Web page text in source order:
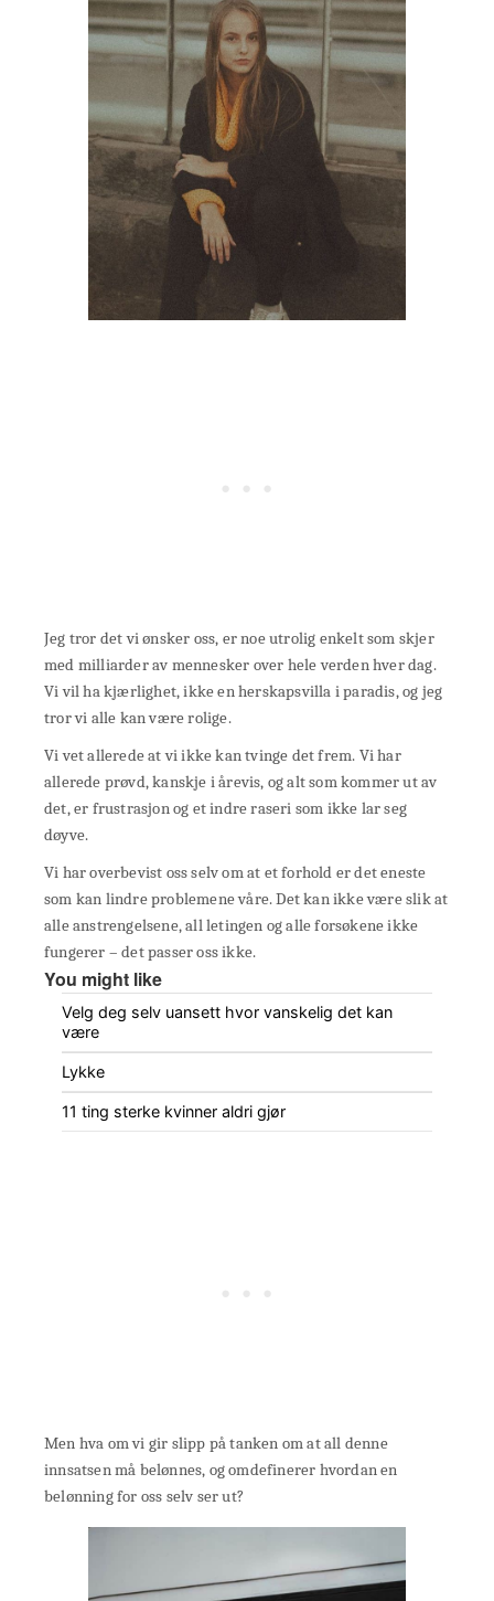
Jeg tror det vi ønsker oss, er noe utrolig enkelt som skjer
med milliarder av mennesker over hele verden hver dag.
Vi vil ha kjærlighet, ikke en herskapsvilla i paradis, og jeg
tror vi alle kan være rolige.
Vi vet allerede at vi ikke kan tvinge det frem. Vi har
allerede prøvd, kanskje i årevis, og alt som kommer ut av
det, er frustrasjon og et indre raseri som ikke lar seg
døyve.
Vi har overbevist oss selv om at et forhold er det eneste
som kan lindre problemene våre. Det kan ikke være slik at
alle anstrengelsene, all letingen og alle forsøkene ikke
fungerer – det passer oss ikke.
You might like
Velg deg selv uansett hvor vanskelig det kan
være
Lykke
11 ting sterke kvinner aldri gjør
Men hva om vi gir slipp på tanken om at all denne
innsatsen må belønnes, og omdefinerer hvordan en
belønning for oss selv ser ut?